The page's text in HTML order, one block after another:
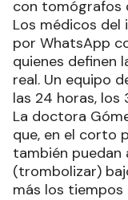
con tomógrafos
Los médicos
por WhatsApp
quienes definen
real. Un equipo
las 24 horas, los
La doctora
que, en el corto
también puedan
(trombolizar)
más los tiempos